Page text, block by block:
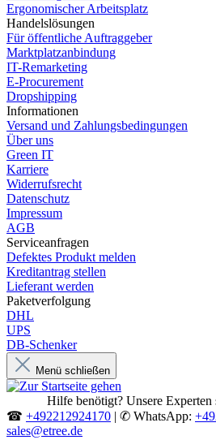
Ergonomischer Arbeitsplatz
Handelslösungen
Für öffentliche Auftraggeber
Marktplatzanbindung
IT-Remarketing
E-Procurement
Dropshipping
Informationen
Versand und Zahlungsbedingungen
Über uns
Green IT
Karriere
Widerrufsrecht
Datenschutz
Impressum
AGB
Serviceanfragen
Defektes Produkt melden
Kreditantrag stellen
Lieferant werden
Paketverfolgung
DHL
UPS
DB-Schenker
Menü schließen
Hilfe benötigt? Unsere Experten
☎ +492212924170 | ✆ WhatsApp:
sales@etree.de